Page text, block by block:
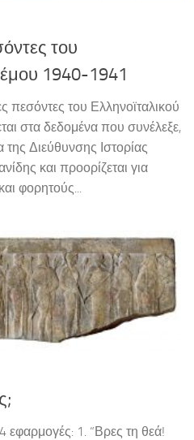
του
1940-1941
του Ελληνοϊταλικού
στα δεδομένα που συνέλεξε,
Διεύθυνσης Ιστορίας
και προορίζεται για
φορητούς...
εφαρμογές: 1. “Βρες τη θεά!